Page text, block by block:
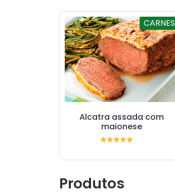
CARNES
Alcatra assada com
maionese
Produtos